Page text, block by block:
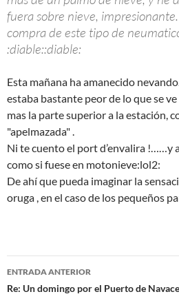
fuera sobre nieve,
compra de este tipo de
:diable::diable:
Esta mañana ha amanecido
estaba bastante peor de lo que se
mas la parte superior a la estación,
"apelmazada" .
Ni te cuento el port d’envalira !……y
como si fuese en motonieve:lol2:
De ahí que pueda imaginar la
oruga , en el caso de los pequeños
Navegación
de
ENTRADA ANTERIOR
Re: Un domingo por el Puerto de